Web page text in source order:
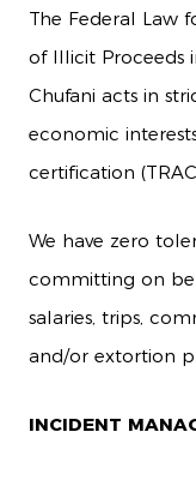
The Federal Law
of Illicit Proceeds
Chufani acts in
economic
certification
We have zero
committing on
salaries, trips,
and/or extortion
INCIDENT